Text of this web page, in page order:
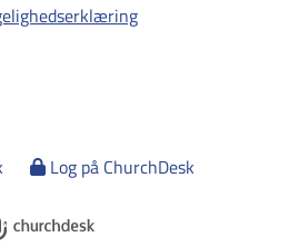
Log på ChurchDesk